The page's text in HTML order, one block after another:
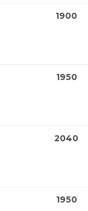
1900
1950
2040
1950